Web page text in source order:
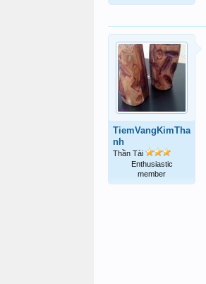
TiemVangKimTha
nh
Thần Tài
Enthusiastic
member